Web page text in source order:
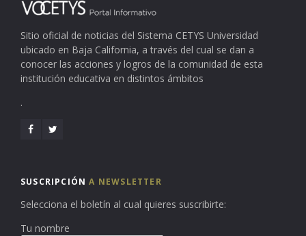
Sitio oficial de noticias del Sistema CETYS Universidad
ubicado en Baja California, a través del cual se dan a
conocer las acciones y logros de la comunidad de esta
institución educativa en distintos ámbitos
.
SUSCRIPCIÓNA NEWSLETTER
Selecciona el boletín al cual quieres suscribirte:
Tu nombre